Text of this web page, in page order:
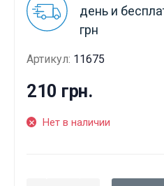
день и
грн
Артикул: 11675
210 грн.
Нет в наличии